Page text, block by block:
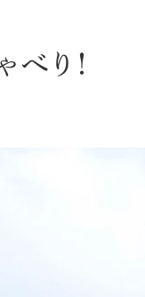
り！